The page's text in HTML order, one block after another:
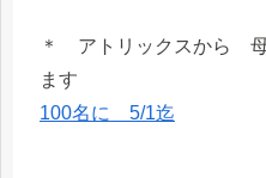
＊ アトリックスから 母
ます
100名に 5/1迄